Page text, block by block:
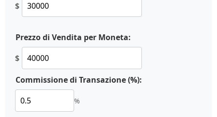
$
Prezzo di Vendita per Moneta:
$
Commissione di Transazione (%):
%